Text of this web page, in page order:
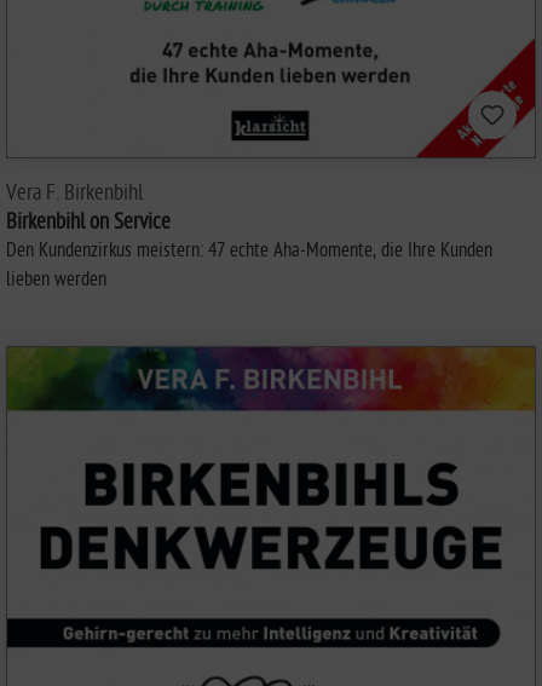
Vera F. Birkenbihl
Birkenbihl on Service
Den Kundenzirkus meistern: 47 echte Aha-Momente, die Ihre Kunden
lieben werden